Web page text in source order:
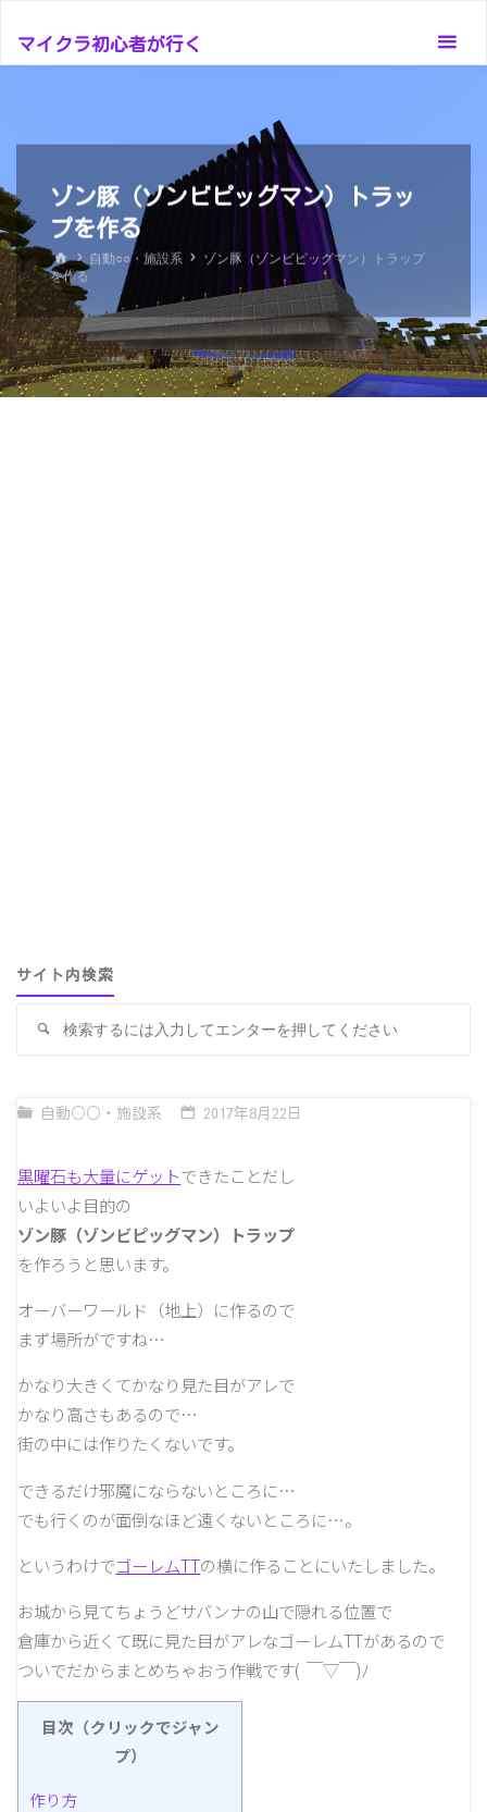
テ
ス
キ
ッ
プ
マイクラ初心者が行く
ゾン豚（ゾンビピッグマン）トラッ
プを作る
ホ
ー
ム
自動○○・施設系
ゾン豚（ゾンビピッグマン）トラップ
を作る
サイト内検索
検
自動○○・施設系 2017年8月22日
黒曜石も大量にゲットできたことだし
いよいよ目的の
ゾン豚（ゾンビピッグマン）トラップ
を作ろうと思います。
オーバーワールド（地上）に作るので
まず場所がですね…
かなり大きくてかなり見た目がアレで
かなり高さもあるので…
街の中には作りたくないです。
できるだけ邪魔にならないところに…
でも行くのが面倒なほど遠くないところに…。
というわけでゴーレムTTの横に作ることにいたしました。
お城から見てちょうどサバンナの山で隠れる位置で
倉庫から近くて既に見た目がアレなゴーレムTTがあるので
ついでだからまとめちゃおう作戦です( ￣▽￣)ﾉ
目次（クリックでジャン
プ）
作り方